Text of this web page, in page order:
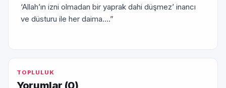
‘Allah’ın izni olmadan bir yaprak dahi düşmez’ inancı
ve düsturu ile her daima….”
TOPLULUK
Yorumlar (0)